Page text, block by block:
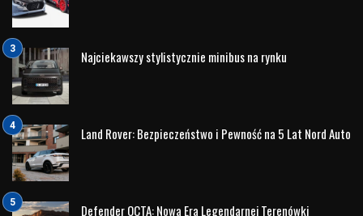
która wygląda świetnie w gablocie.
Oficjalny produkt marki Škoda – gwarancja
autentyczności i jakości.
Idealny jako element kolekcji, dekoracja lub prezent dla